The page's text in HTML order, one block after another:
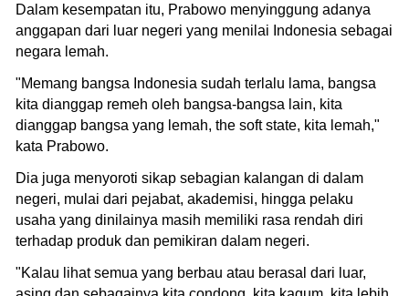
Dalam kesempatan itu, Prabowo menyinggung adanya
anggapan dari luar negeri yang menilai Indonesia sebagai
negara lemah.
"Memang bangsa Indonesia sudah terlalu lama, bangsa
kita dianggap remeh oleh bangsa-bangsa lain, kita
dianggap bangsa yang lemah, the soft state, kita lemah,"
kata Prabowo.
Dia juga menyoroti sikap sebagian kalangan di dalam
negeri, mulai dari pejabat, akademisi, hingga pelaku
usaha yang dinilainya masih memiliki rasa rendah diri
terhadap produk dan pemikiran dalam negeri.
"Kalau lihat semua yang berbau atau berasal dari luar,